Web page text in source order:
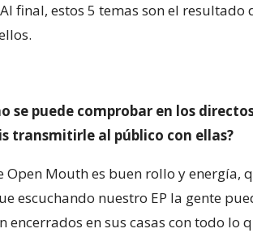
final, estos 5 temas son el
se puede comprobar en los
transmitirle al público con ellas?
Open Mouth es buen rollo y energía,
escuchando nuestro EP la gente
encerrados en sus casas con todo